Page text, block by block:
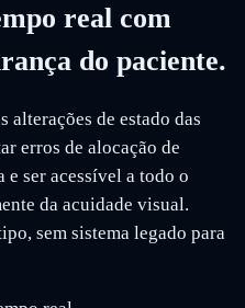
real com
do paciente.
de estado das
erros de alocação de
e ser acessível a todo o
da acuidade visual.
sem sistema legado para